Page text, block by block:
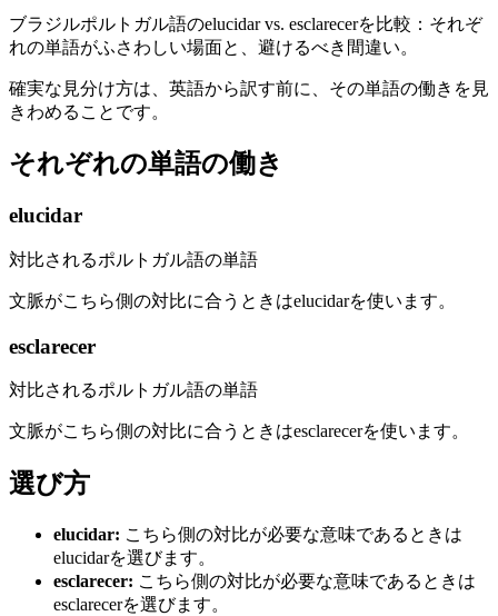
ブラジルポルトガル語のelucidar vs. esclarecerを比較：それぞ
れの単語がふさわしい場面と、避けるべき間違い。
確実な見分け方は、英語から訳す前に、その単語の働きを見
きわめることです。
それぞれの単語の働き
elucidar
対比されるポルトガル語の単語
文脈がこちら側の対比に合うときはelucidarを使います。
esclarecer
対比されるポルトガル語の単語
文脈がこちら側の対比に合うときはesclarecerを使います。
選び方
elucidar: こちら側の対比が必要な意味であるときは
elucidarを選びます。
esclarecer: こちら側の対比が必要な意味であるときは
esclarecerを選びます。